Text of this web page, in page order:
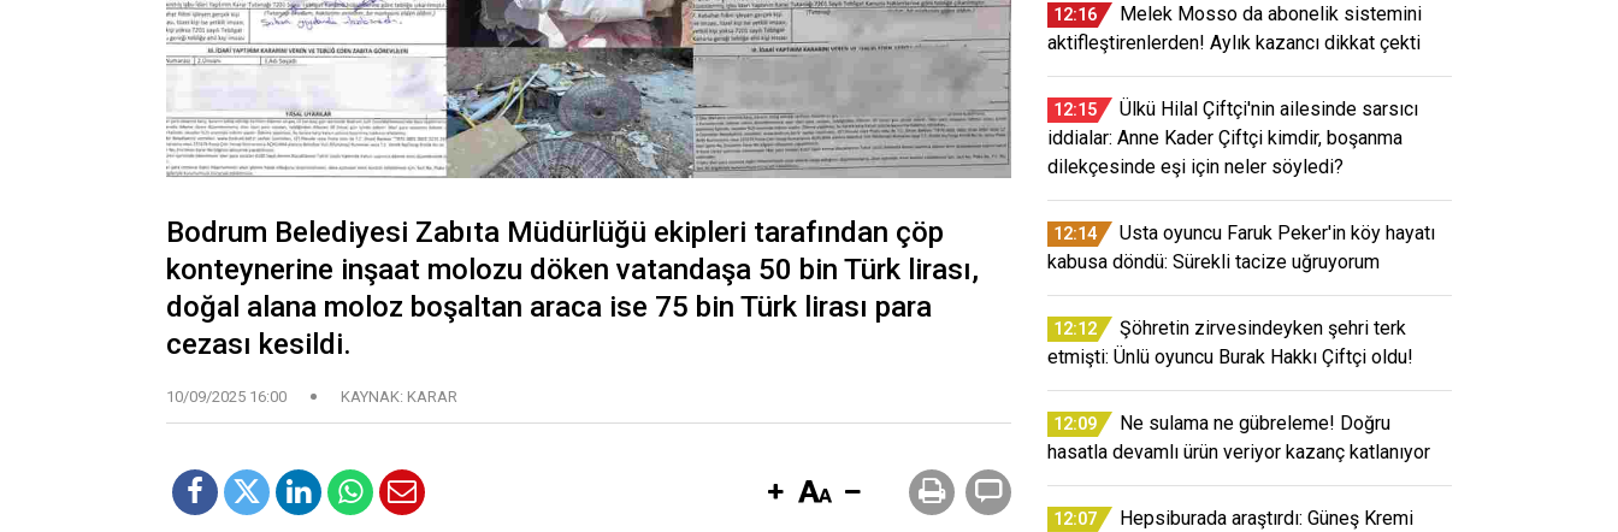
Bodrum Belediyesi Zabıta Müdürlüğü ekipleri tarafından çöp
konteynerine inşaat molozu döken vatandaşa 50 bin Türk lirası,
doğal alana moloz boşaltan araca ise 75 bin Türk lirası para
cezası kesildi.
10/09/2025 16:00 KAYNAK: KARAR
12:16
Melek Mosso da abonelik sistemini
aktifleştirenlerden! Aylık kazancı dikkat çekti
12:15
Ülkü Hilal Çiftçi'nin ailesinde sarsıcı
iddialar: Anne Kader Çiftçi kimdir, boşanma
dilekçesinde eşi için neler söyledi?
12:14
Usta oyuncu Faruk Peker'in köy hayatı
kabusa döndü: Sürekli tacize uğruyorum
12:12
Şöhretin zirvesindeyken şehri terk
etmişti: Ünlü oyuncu Burak Hakkı Çiftçi oldu!
12:09
Ne sulama ne gübreleme! Doğru
hasatla devamlı ürün veriyor kazanç katlanıyor
12:07
Hepsiburada araştırdı: Güneş Kremi